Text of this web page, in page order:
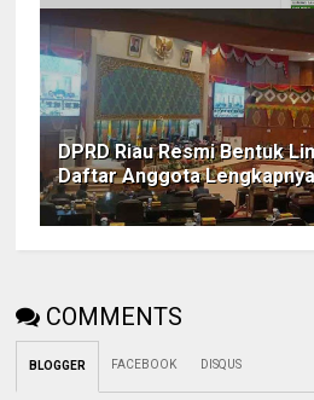
DPRD Riau Resmi Bentuk
Daftar Anggota
COMMENTS
BLOGGER FACEBOOK DISQUS